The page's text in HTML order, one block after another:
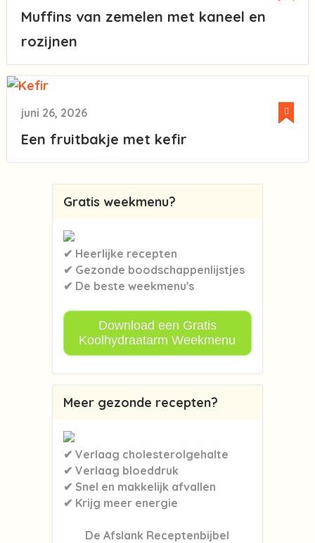
Muffins van zemelen met kaneel en
rozijnen
juni 26, 2026
Een fruitbakje met kefir
Gratis weekmenu?
✔ Heerlijke recepten
✔ Gezonde boodschappenlijstjes
✔ De beste weekmenu's
Download een Gratis
Koolhydraatarm Weekmenu
Meer gezonde recepten?
✔ Verlaag cholesterolgehalte
✔ Verlaag bloeddruk
✔ Snel en makkelijk afvallen
✔ Krijg meer energie
De Afslank Receptenbijbel